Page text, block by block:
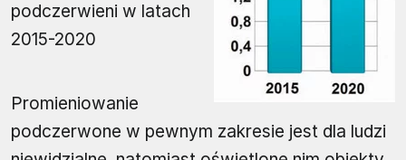
podczerwieni w latach
2015-2020
Promieniowanie
podczerwone w pewnym zakresie jest dla ludzi